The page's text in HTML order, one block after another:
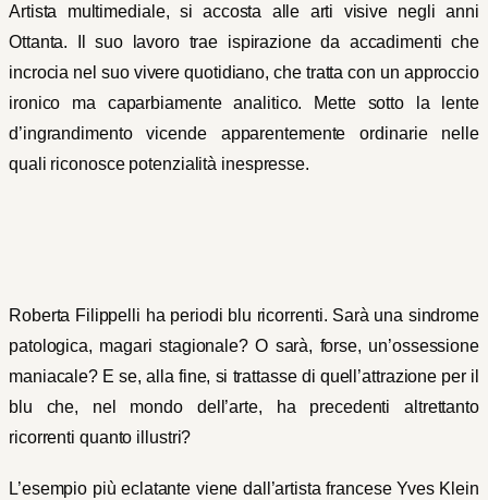
Artista multimediale, si accosta alle arti visive negli anni
Ottanta. Il suo lavoro trae ispirazione da accadimenti che
incrocia nel suo vivere quotidiano, che tratta con un approccio
ironico ma caparbiamente analitico. Mette sotto la lente
d’ingrandimento vicende apparentemente ordinarie nelle
quali riconosce potenzialità inespresse.
Roberta Filippelli ha periodi blu ricorrenti. Sarà una sindrome
patologica, magari stagionale? O sarà, forse, un’ossessione
maniacale? E se, alla fine, si trattasse di quell’attrazione per il
blu che, nel mondo dell’arte, ha precedenti altrettanto
ricorrenti quanto illustri?
L’esempio più eclatante viene dall’artista francese Yves Klein